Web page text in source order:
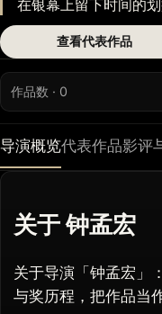
在银幕上留下时间的
查看代表作品
作品数 · 0
导演概览代表作品影评
关于 钟孟宏
关于导演「钟孟宏」
与奖历程，把作品当